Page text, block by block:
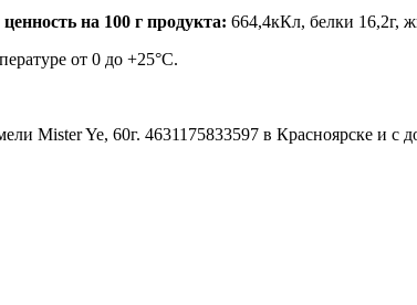
на 100 г продукта: 664,4кКл, белки 16,2г,
от 0 до +25°С.
Mister Ye, 60г. 4631175833597 в Красноярске и с